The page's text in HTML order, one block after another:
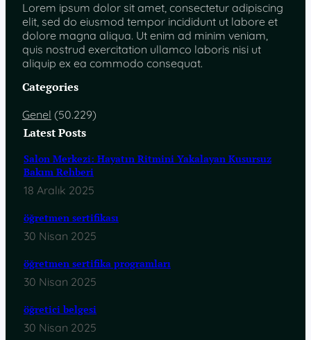
Lorem ipsum dolor sit amet, consectetur adipiscing
elit, sed do eiusmod tempor incididunt ut labore et
dolore magna aliqua. Ut enim ad minim veniam,
quis nostrud exercitation ullamco laboris nisi ut
aliquip ex ea commodo consequat.
Categories
Genel (50.229)
Latest Posts
Salon Merkezi: Hayatın Ritmini Yakalayan Kusursuz
Bakım Rehberi
18 Aralık 2025
öğretmen sertifikası
30 Nisan 2025
öğretmen sertifika programları
30 Nisan 2025
öğretici belgesi
30 Nisan 2025